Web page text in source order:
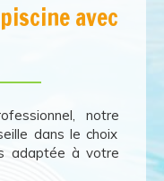
avec
notre
dans le choix
adaptée à votre